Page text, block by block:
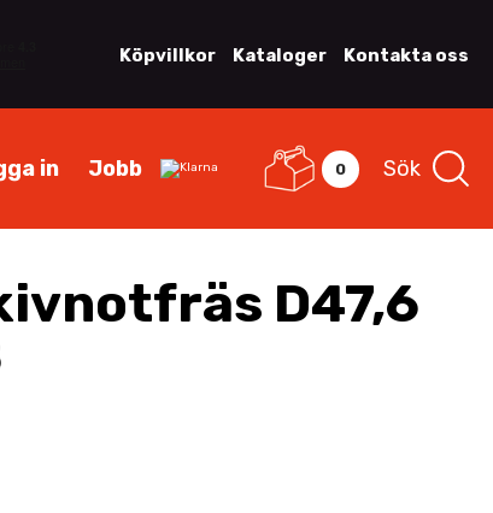
Köpvillkor Kataloger Kontakta oss
in Jobb 0 Sök
D47,6